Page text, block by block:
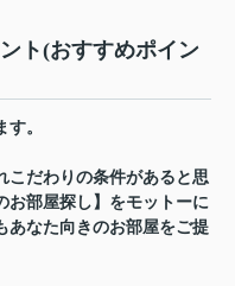
ト(おすすめポイン
。
こだわりの条件があると思
お部屋探し】をモットーに
あなた向きのお部屋をご提